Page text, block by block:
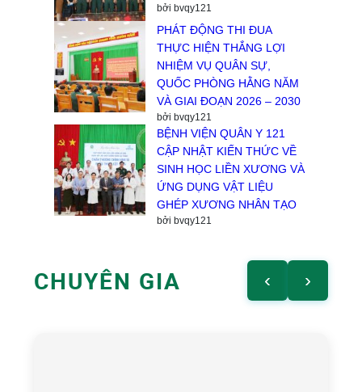
bởi bvqy121
PHÁT ĐỘNG THI ĐUA
THỰC HIỆN THẮNG LỢI
NHIỆM VỤ QUÂN SỰ,
QUỐC PHÒNG HẰNG NĂM
VÀ GIAI ĐOẠN 2026 – 2030
bởi bvqy121
BỆNH VIỆN QUÂN Y 121
CẬP NHẬT KIẾN THỨC VỀ
SINH HỌC LIỀN XƯƠNG VÀ
ỨNG DỤNG VẬT LIỆU
GHÉP XƯƠNG NHÂN TẠO
bởi bvqy121
CHUYÊN GIA ‹ ›